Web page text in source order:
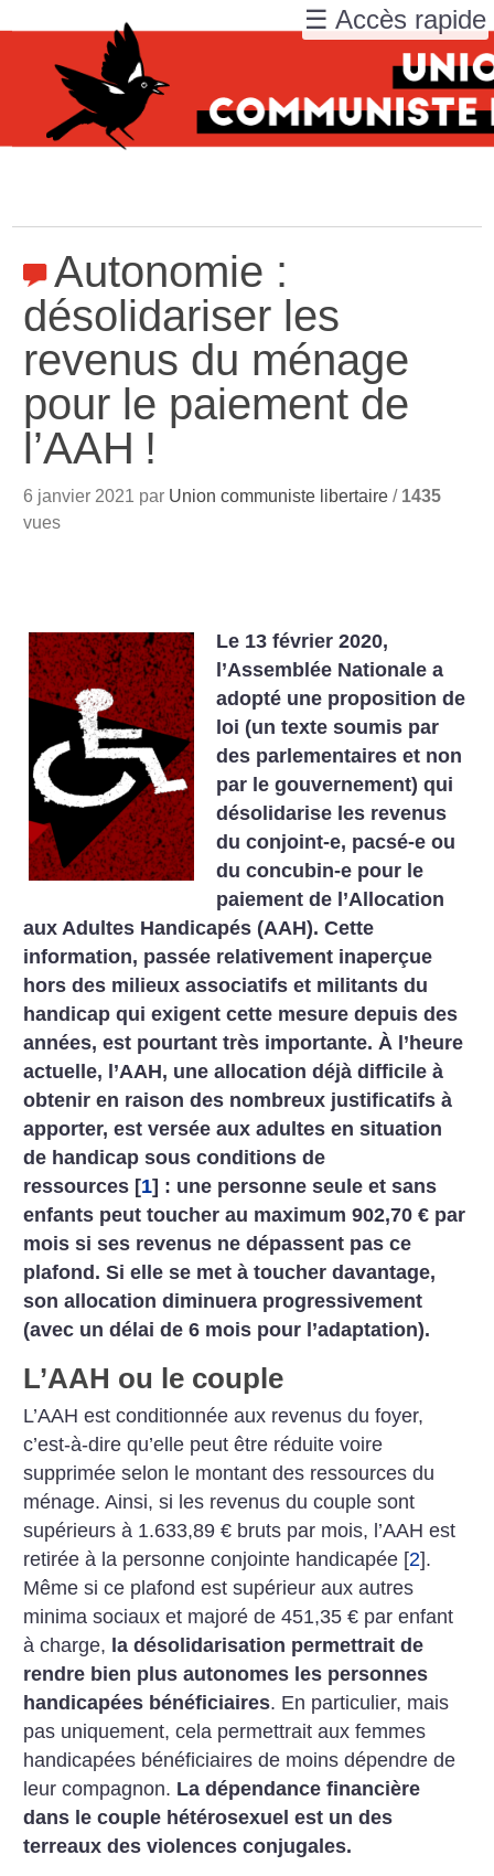
Autonomie :
désolidariser les
revenus du ménage
pour le paiement de
l’AAH !
6 janvier 2021 par Union communiste libertaire / 1435
vues
Le 13 février 2020,
l’Assemblée Nationale a
adopté une proposition de
loi (un texte soumis par
des parlementaires et non
par le gouvernement) qui
désolidarise les revenus
du conjoint-e, pacsé-e ou
du concubin-e pour le
paiement de l’Allocation
aux Adultes Handicapés (AAH). Cette
information, passée relativement inaperçue
hors des milieux associatifs et militants du
handicap qui exigent cette mesure depuis des
années, est pourtant très importante. À l’heure
actuelle, l’AAH, une allocation déjà difficile à
obtenir en raison des nombreux justificatifs à
apporter, est versée aux adultes en situation
de handicap sous conditions de
ressources [1] : une personne seule et sans
enfants peut toucher au maximum 902,70 € par
mois si ses revenus ne dépassent pas ce
plafond. Si elle se met à toucher davantage,
son allocation diminuera progressivement
(avec un délai de 6 mois pour l’adaptation).
L’AAH ou le couple
L’AAH est conditionnée aux revenus du foyer,
c’est-à-dire qu’elle peut être réduite voire
supprimée selon le montant des ressources du
ménage. Ainsi, si les revenus du couple sont
supérieurs à 1.633,89 € bruts par mois, l’AAH est
retirée à la personne conjointe handicapée [2].
Même si ce plafond est supérieur aux autres
minima sociaux et majoré de 451,35 € par enfant
à charge, la désolidarisation permettrait de
rendre bien plus autonomes les personnes
handicapées bénéficiaires. En particulier, mais
pas uniquement, cela permettrait aux femmes
handicapées bénéficiaires de moins dépendre de
leur compagnon. La dépendance financière
dans le couple hétérosexuel est un des
terreaux des violences conjugales.
☰ Accès rapide